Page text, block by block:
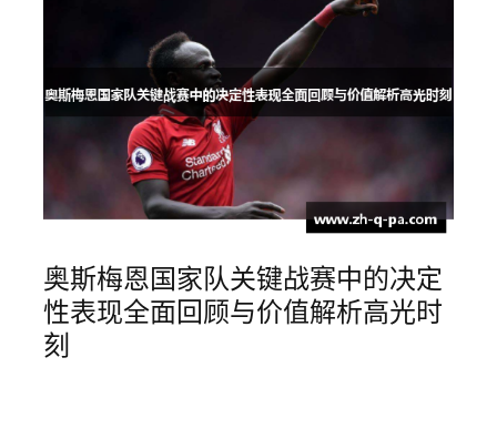
奥斯梅恩国家队关键战赛中的决定
性表现全面回顾与价值解析高光时
刻